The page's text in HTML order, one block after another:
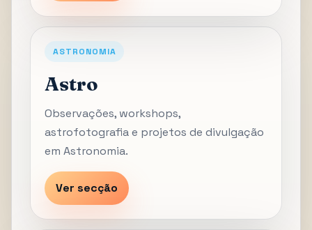
ASTRONOMIA
Astro
Observações, workshops,
astrofotografia e projetos de divulgação
em Astronomia.
Ver secção